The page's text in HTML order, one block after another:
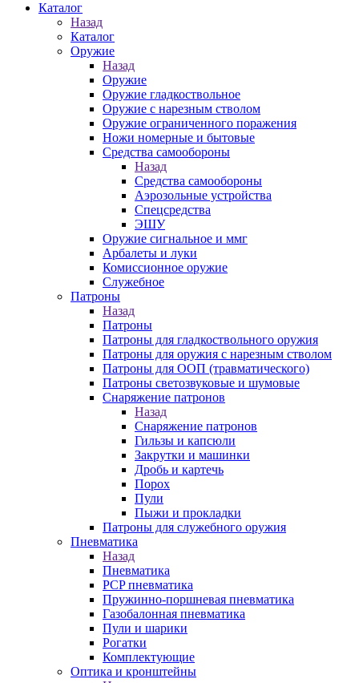
Каталог
Назад
Каталог
Оружие
Назад
Оружие
Оружие гладкоствольное
Оружие с нарезным стволом
Оружие ограниченного поражения
Ножи номерные и бытовые
Средства самообороны
Назад
Средства самообороны
Аэрозольные устройства
Спецсредства
ЭШУ
Оружие сигнальное и ммг
Арбалеты и луки
Комиссионное оружие
Служебное
Патроны
Назад
Патроны
Патроны для гладкоствольного оружия
Патроны для оружия с нарезным стволом
Патроны для ООП (травматического)
Патроны светозвуковые и шумовые
Снаряжение патронов
Назад
Снаряжение патронов
Гильзы и капсюли
Закрутки и машинки
Дробь и картечь
Порох
Пули
Пыжи и прокладки
Патроны для служебного оружия
Пневматика
Назад
Пневматика
PCP пневматика
Пружинно-поршневая пневматика
Газобалонная пневматика
Пули и шарики
Рогатки
Комплектующие
Оптика и кронштейны